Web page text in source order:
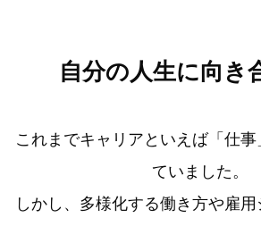
自分の人生に向き
これまでキャリアといえば「仕
ていました。
しかし、多様化する働き方や雇用